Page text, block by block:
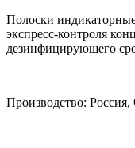
Полоски
экспресс-контроля
дезинфицирующего
Производство: